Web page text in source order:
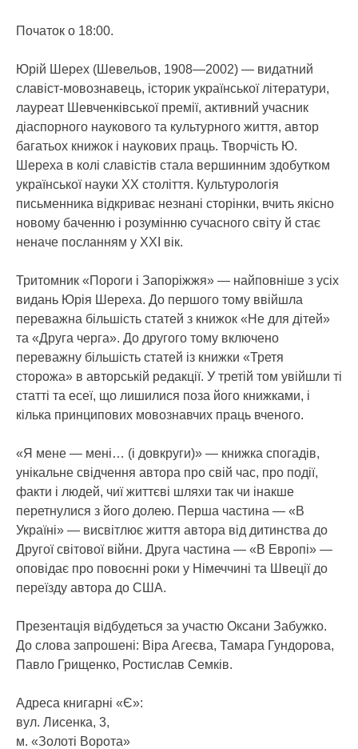
Початок о 18:00.
Юрій Шерех (Шевельов, 1908—2002) — видатний
славіст-мовознавець, історик української літератури,
лауреат Шевченківської премії, активний учасник
діаспорного наукового та культурного життя, автор
багатьох книжок і наукових праць. Творчість Ю.
Шереха в колі славістів стала вершинним здобутком
української науки XX століття. Культурологія
письменника відкриває незнані сторінки, вчить якісно
новому баченню і розумінню сучасного світу й стає
неначе посланням у XXI вік.
Тритомник «Пороги і Запоріжжя» — найповніше з усіх
видань Юрія Шереха. До першого тому ввійшла
переважна більшість статей з книжок «Не для дітей»
та «Друга черга». До другого тому включено
переважну більшість статей із книжки «Третя
сторожа» в авторській редакції. У третій том увійшли ті
статті та есеї, що лишилися поза його книжками, і
кілька принципових мовознавчих праць вченого.
«Я мене — мені… (і довкруги)» — книжка спогадів,
унікальне свідчення автора про свій час, про події,
факти і людей, чиї життєві шляхи так чи інакше
перетнулися з його долею. Перша частина — «В
Україні» — висвітлює життя автора від дитинства до
Другої світової війни. Друга частина — «В Европі» —
оповідає про повоєнні роки у Німеччині та Швеції до
переїзду автора до США.
Презентація відбудеться за участю Оксани Забужко.
До слова запрошені: Віра Агеєва, Тамара Гундорова,
Павло Грищенко, Ростислав Семків.
Адреса книгарні «Є»:
вул. Лисенка, 3,
м. «Золоті Ворота»